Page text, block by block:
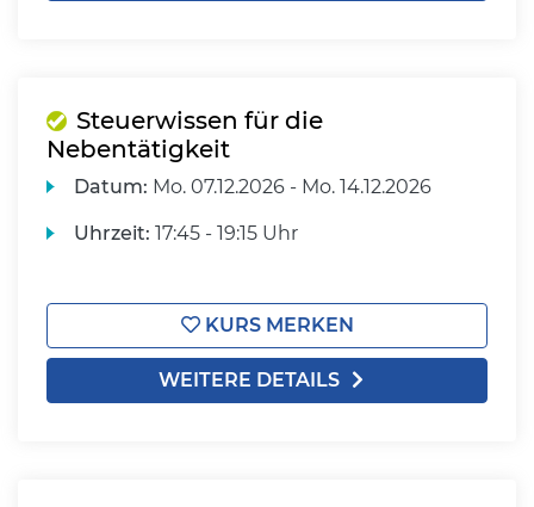
Steuerwissen für die
Nebentätigkeit
Datum: Mo. 07.12.2026 - Mo. 14.12.2026
Uhrzeit: 17:45 - 19:15 Uhr
KURS MERKEN
WEITERE DETAILS